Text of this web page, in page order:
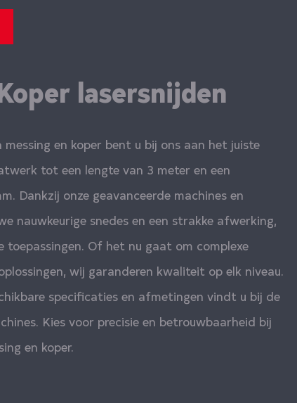
lasersnijden
en koper bent u bij ons aan het juiste
tot een lengte van 3 meter en een
Dankzij onze geavanceerde machines en
nauwkeurige snedes en een strakke afwerking,
toepassingen. Of het nu gaat om complexe
wij garanderen kwaliteit op elk niveau.
specificaties en afmetingen vindt u bij de
Kies voor precisie en betrouwbaarheid bij
en koper.